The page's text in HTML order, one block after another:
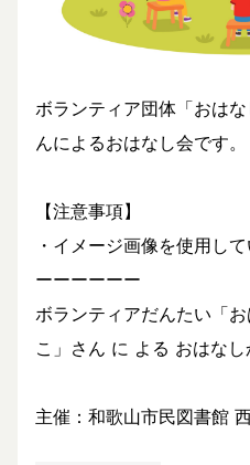
ボランティア団体「おは
んによるおはなし会です。
【注意事項】
・イメージ画像を使用し
ーーーーーー
ボランティアだんたい「
こ」さん に よる おはなし
主催：和歌山市民図書館